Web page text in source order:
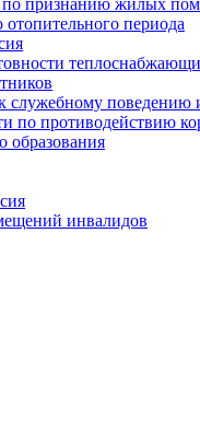
периода
служебному
по противодействию
образования
инвалидов